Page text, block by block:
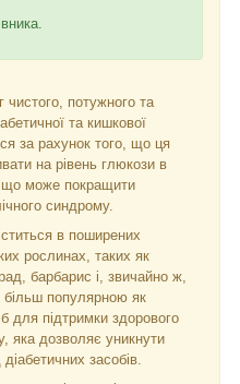
чистого, потужного та
та кишкової
за рахунок того, що ця
на рівень глюкози в
що може покращити
синдрому.
в поширених
рослинах, таких як
барбарис і, звичайно ж,
популярною як
для підтримки здорового
яка дозволяє уникнути
засобів.